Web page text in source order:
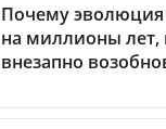
Почему эволюция
на миллионы лет,
внезапно